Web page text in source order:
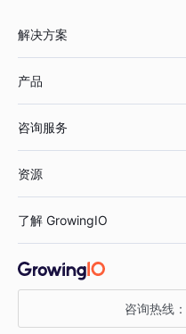
解决方案
鞋服行业
汽车行业
金融行业
产品
智能运营
获客分析
咨询服务
资源
增长公开课
增长博客
了解 GrowingIO
关于 GrowingIO
增长大会
咨询热线：